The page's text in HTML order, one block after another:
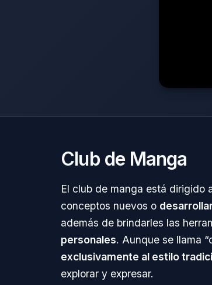
Club de Manga
El club de manga está dirigido
conceptos nuevos o
además de brindarles las
personales. Aunque se llama
exclusivamente al estilo
explorar y expresar.